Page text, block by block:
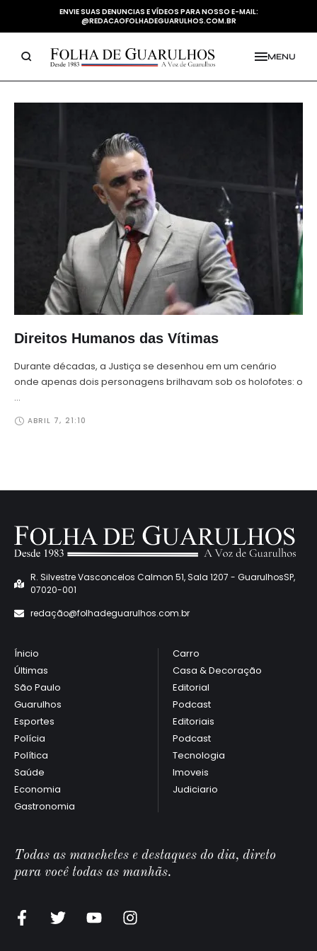
ENVIE SUAS DENUNCIAS E VÍDEOS PARA NOSSO E-MAIL:
@REDACAOFOLHADEGUARULHOS.COM.BR
MENU
Direitos Humanos das Vítimas
Durante décadas, a Justiça se desenhou em um cenário
onde apenas dois personagens brilhavam sob os holofotes: o
…
ABRIL 7, 21:10
R. Silvestre Vasconcelos Calmon 51, Sala 1207 - GuarulhosSP,
07020-001
redação@folhadeguarulhos.com.br
Ínicio
Últimas
São Paulo
Guarulhos
Esportes
Polícia
Política
Saúde
Economia
Gastronomia
Carro
Casa & Decoração
Editorial
Podcast
Editoriais
Podcast
Tecnologia
Imoveis
Judiciario
Todas as manchetes e destaques do dia, direto
para você todas as manhãs.